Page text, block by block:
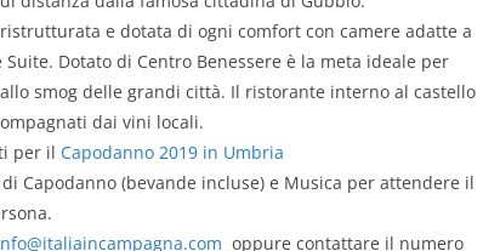
e dotata di ogni comfort con camere adatte a
Dotato di Centro Benessere è la meta ideale per
smog delle grandi città. Il ristorante interno al castello
dai vini locali.
per il Capodanno 2019 in Umbria
Capodanno (bevande incluse) e Musica per attendere il
oppure contattare il numero